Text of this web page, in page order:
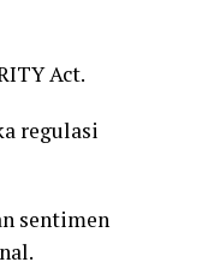
Act.
regulasi
sentimen